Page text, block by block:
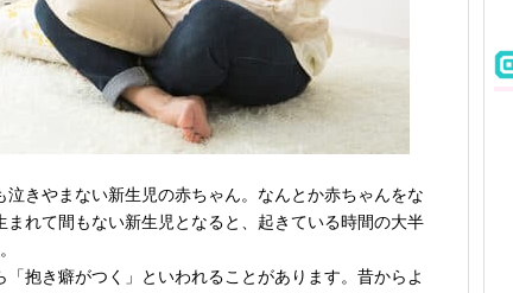
きやまない新生児の赤ちゃん。なんとか赤ちゃんをな
れて間もない新生児となると、起きている時間の大半
抱き癖がつく」といわれることがあります。昔からよ